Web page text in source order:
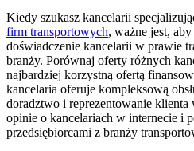
Kiedy szukasz kancelarii
firm transportowych, ważne jest,
doświadczenie kancelarii w prawie
branży. Porównaj oferty różnych
najbardziej korzystną ofertą
kancelaria oferuje kompleksową
doradztwo i reprezentowanie
opinie o kancelariach w internecie i
przedsiębiorcami z branży